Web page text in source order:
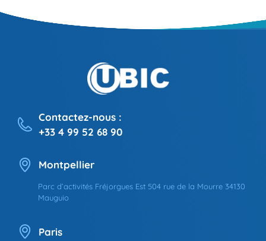
Contactez-nous :
+33 4 99 52 68 90
Montpellier
Parc d’activités Fréjorgues Est 504 rue de la Mourre 34130
Mauguio
Paris